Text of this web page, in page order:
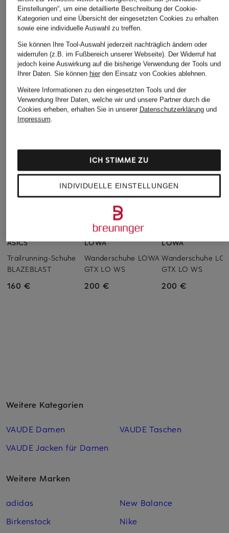
ASICS
Trailrunning-Schuhe
BLAZEBLAST
160 €
LOWA
Wanderschuhe LOWA
GTX LO WS
200 €
LOWA
Wanderschuhe
GTX LO WS
200 €
Weitere Kategorien
VAUDE Damen
VAUDE Jacken für Damen
VAUDE Taschen
Weitere Marken
adidas
Birkenstock
New Balance
Nike
Einstellungen“, um eine detaillierte Beschreibung der Cookie-
Kategorien und eine Übersicht der eingesetzten Cookies zu erhalten
sowie eine individuelle Auswahl zu treffen.
Sie können Ihre Tool-Auswahl jederzeit nachträglich ändern oder
widerrufen (z.B. im Fußbereich unserer Webseite). Der Widerruf hat
jedoch keine Auswirkung auf die bisherige Verwendung der Tools und
Ihrer Daten. Sie können hierden Einsatz von Cookies ablehnen.
Weitere Informationen zu den eingesetzten Tools und der
Verwendung Ihrer Daten, welche wir und unsere Partner durch die
Cookies erheben, erhalten Sie in unserer Datenschutzerklärungund
Impressum.
INDIVIDUELLE EINSTELLUNGEN
ICH STIMME ZU